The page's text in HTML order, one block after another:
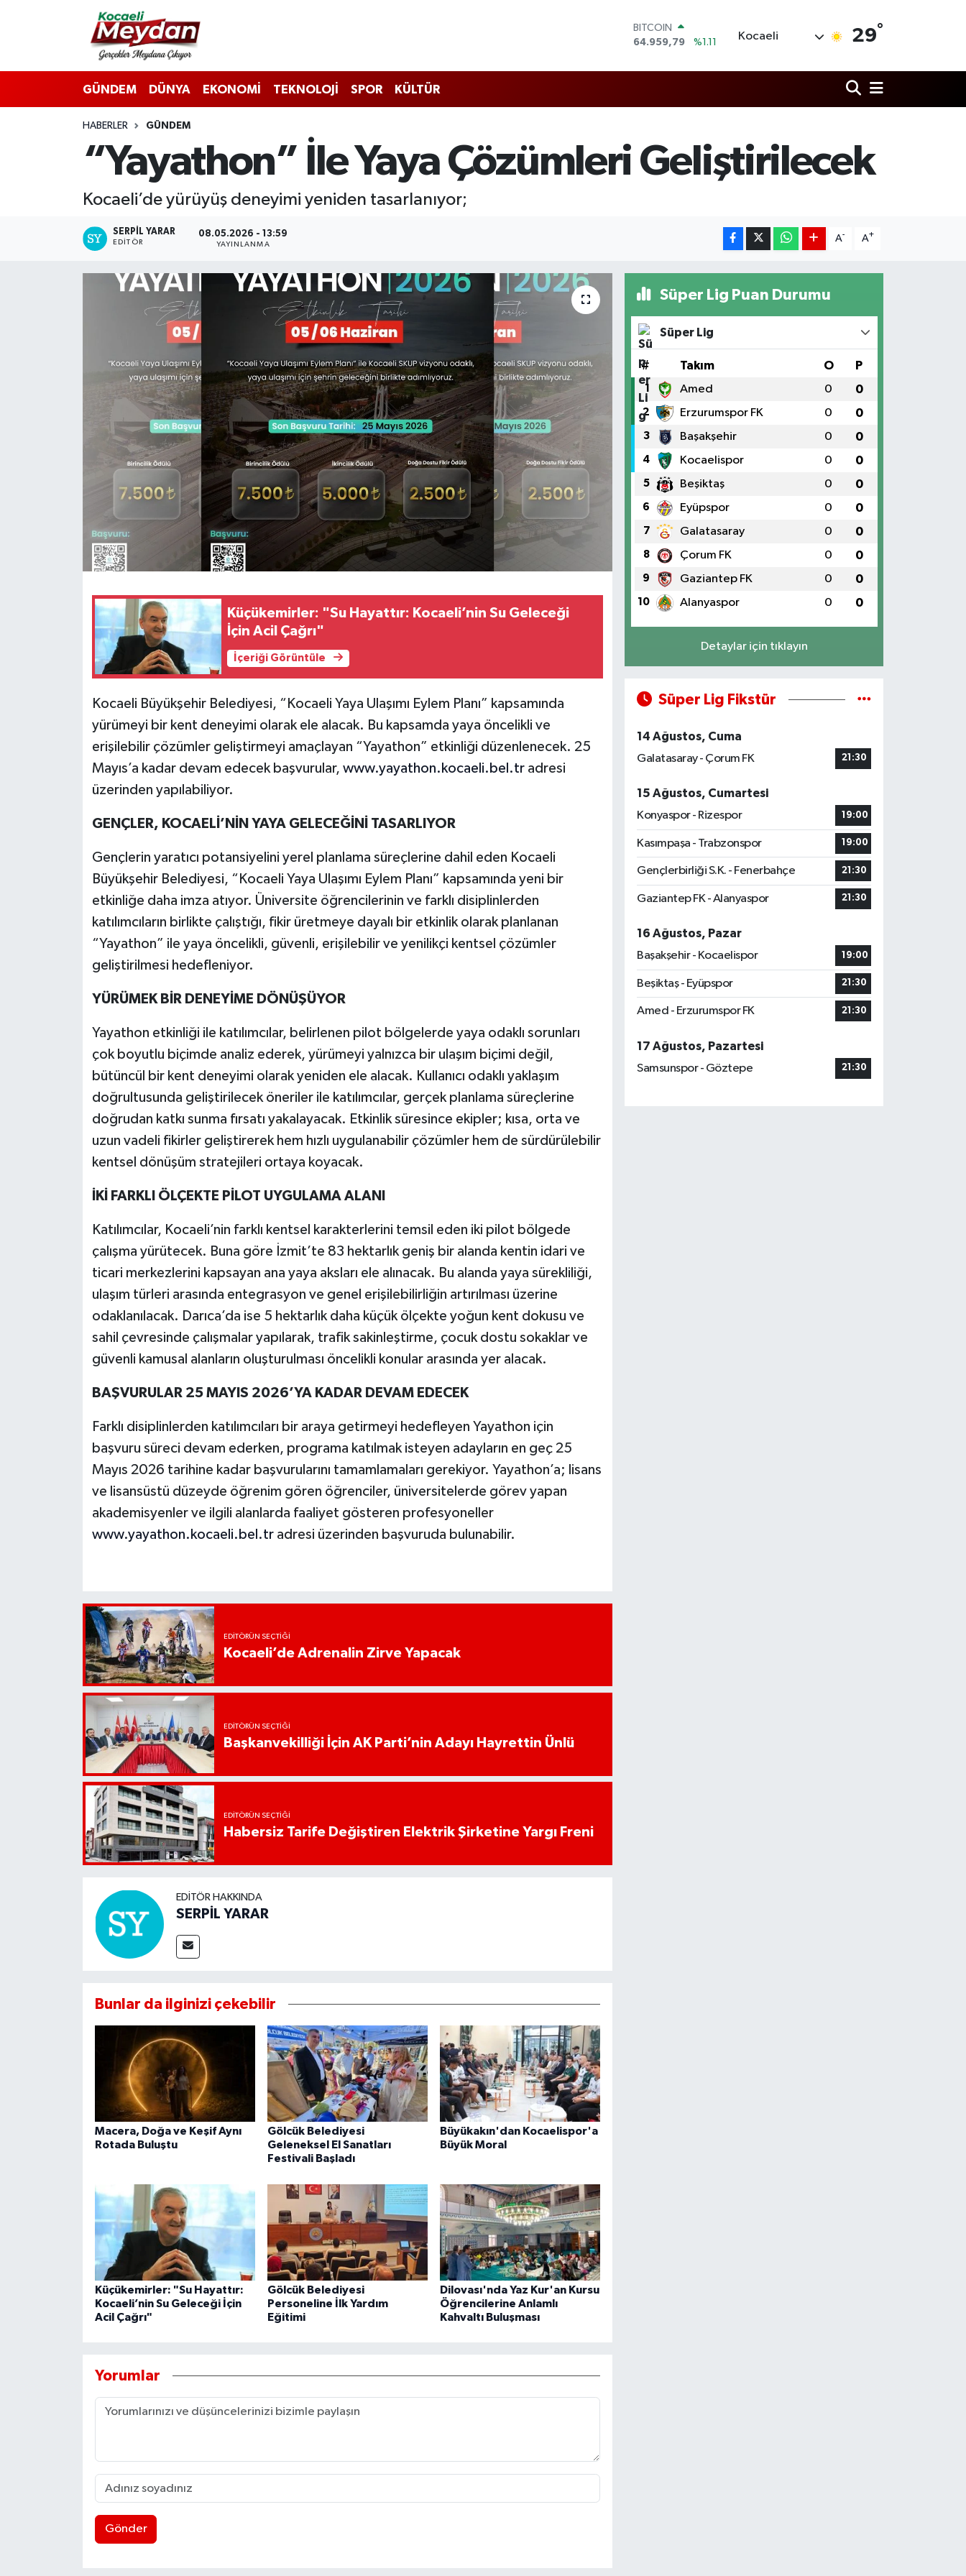
47,7436
64,4811
%0.38
BİST100
13.779
%-14
Kocaeli 29°
GÜNDEM DÜNYA EKONOMİ TEKNOLOJİ SPOR KÜLTÜR
HABERLER GÜNDEM
“Yayathon” İle Yaya Çözümleri Geliştirilecek
Kocaeli’de yürüyüş deneyimi yeniden tasarlanıyor;
SERPİL YARAR
EDITÖR
08.05.2026 - 13:59
YAYINLANMA
A- A+
Küçükemirler: "Su Hayattır: Kocaeli’nin Su Geleceği
İçin Acil Çağrı"
İçeriği Görüntüle
Kocaeli Büyükşehir Belediyesi, “Kocaeli Yaya Ulaşımı Eylem Planı” kapsamında
yürümeyi bir kent deneyimi olarak ele alacak. Bu kapsamda yaya öncelikli ve
erişilebilir çözümler geliştirmeyi amaçlayan “Yayathon” etkinliği düzenlenecek. 25
Mayıs’a kadar devam edecek başvurular, www.yayathon.kocaeli.bel.tradresi
üzerinden yapılabiliyor.
GENÇLER, KOCAELİ’NİN YAYA GELECEĞİNİ TASARLIYOR
Gençlerin yaratıcı potansiyelini yerel planlama süreçlerine dahil eden Kocaeli
Büyükşehir Belediyesi, “Kocaeli Yaya Ulaşımı Eylem Planı” kapsamında yeni bir
etkinliğe daha imza atıyor. Üniversite öğrencilerinin ve farklı disiplinlerden
katılımcıların birlikte çalıştığı, fikir üretmeye dayalı bir etkinlik olarak planlanan
“Yayathon” ile yaya öncelikli, güvenli, erişilebilir ve yenilikçi kentsel çözümler
geliştirilmesi hedefleniyor.
YÜRÜMEK BİR DENEYİME DÖNÜŞÜYOR
Yayathon etkinliği ile katılımcılar, belirlenen pilot bölgelerde yaya odaklı sorunları
çok boyutlu biçimde analiz ederek, yürümeyi yalnızca bir ulaşım biçimi değil,
bütüncül bir kent deneyimi olarak yeniden ele alacak. Kullanıcı odaklı yaklaşım
doğrultusunda geliştirilecek öneriler ile katılımcılar, gerçek planlama süreçlerine
doğrudan katkı sunma fırsatı yakalayacak. Etkinlik süresince ekipler; kısa, orta ve
uzun vadeli fikirler geliştirerek hem hızlı uygulanabilir çözümler hem de sürdürülebilir
kentsel dönüşüm stratejileri ortaya koyacak.
İKİ FARKLI ÖLÇEKTE PİLOT UYGULAMA ALANI
Katılımcılar, Kocaeli’nin farklı kentsel karakterlerini temsil eden iki pilot bölgede
çalışma yürütecek. Buna göre İzmit’te 83 hektarlık geniş bir alanda kentin idari ve
ticari merkezlerini kapsayan ana yaya aksları ele alınacak. Bu alanda yaya sürekliliği,
ulaşım türleri arasında entegrasyon ve genel erişilebilirliğin artırılması üzerine
odaklanılacak. Darıca’da ise 5 hektarlık daha küçük ölçekte yoğun kent dokusu ve
sahil çevresinde çalışmalar yapılarak, trafik sakinleştirme, çocuk dostu sokaklar ve
güvenli kamusal alanların oluşturulması öncelikli konular arasında yer alacak.
BAŞVURULAR 25 MAYIS 2026’YA KADAR DEVAM EDECEK
Farklı disiplinlerden katılımcıları bir araya getirmeyi hedefleyen Yayathon için
başvuru süreci devam ederken, programa katılmak isteyen adayların en geç 25
Mayıs 2026 tarihine kadar başvurularını tamamlamaları gerekiyor. Yayathon’a; lisans
ve lisansüstü düzeyde öğrenim gören öğrenciler, üniversitelerde görev yapan
akademisyenler ve ilgili alanlarda faaliyet gösteren profesyoneller
www.yayathon.kocaeli.bel.tradresi üzerinden başvuruda bulunabilir.
EDITÖRÜN SEÇTIĞI
Kocaeli’de Adrenalin Zirve Yapacak
EDITÖRÜN SEÇTIĞI
Başkanvekilliği İçin AK Parti’nin Adayı Hayrettin Ünlü
EDITÖRÜN SEÇTIĞI
Habersiz Tarife Değiştiren Elektrik Şirketine Yargı Freni
EDITÖR HAKKINDA
SERPİL YARAR
Bunlar da ilginizi çekebilir
Macera, Doğa ve Keşif Aynı
Rotada Buluştu
Gölcük Belediyesi
Geleneksel El Sanatları
Festivali Başladı
Büyükakın'dan Kocaelispor'a
Büyük Moral
Küçükemirler: "Su Hayattır:
Kocaeli’nin Su Geleceği İçin
Acil Çağrı"
Gölcük Belediyesi
Personeline İlk Yardım
Eğitimi
Dilovası'nda Yaz Kur'an Kursu
Öğrencilerine Anlamlı
Kahvaltı Buluşması
Yorumlar
Gönder
Süper Lig Puan Durumu
Süper Lig
# Takım O P
1 Amed 0 0
2 Erzurumspor FK 0 0
3 Başakşehir 0 0
4 Kocaelispor 0 0
5 Beşiktaş 0 0
6 Eyüpspor 0 0
7 Galatasaray 0 0
8 Çorum FK 0 0
9 Gaziantep FK 0 0
10 Alanyaspor 0 0
Detaylar için tıklayın
Süper Lig Fikstür
14 Ağustos, Cuma
Galatasaray - Çorum FK
21:30
15 Ağustos, Cumartesi
Konyaspor - Rizespor
19:00
Kasımpaşa - Trabzonspor 19:00
Gençlerbirliği S.K. - Fenerbahçe 21:30
Gaziantep FK - Alanyaspor 21:30
16 Ağustos, Pazar
Başakşehir - Kocaelispor
19:00
Beşiktaş - Eyüpspor 21:30
Amed - Erzurumspor FK 21:30
17 Ağustos, Pazartesi
Samsunspor - Göztepe
21:30
Nöbetçi Eczaneler
Hava Durumu
Trafik Durumu
Süper Lig Puan Durumu ve Fikstür
Tüm Manşetler
Son Dakika Haberleri
Haber Arşivi